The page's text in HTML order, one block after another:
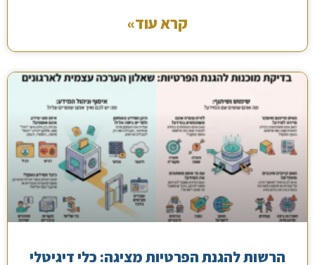
קרא עוד»
הרשות להגנת הפרטיות מציגה: כלי דיגיטלי